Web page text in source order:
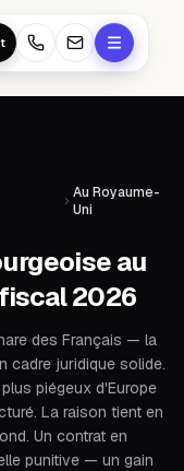
Au Royaume-
Uni
au
2026
des Français — la
cadre juridique solide.
piégeux d'Europe
La raison tient en
Un contrat en
punitive — un gain